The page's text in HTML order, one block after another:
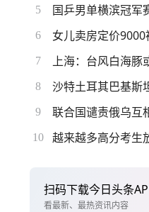
5 国乒男单横滨冠军
6 女儿卖房定价
7 上海：台风白海豚
8 沙特土耳其巴基斯
9 联合国谴责俄乌互
10 越来越多高分考生
扫码下载今日头条
看最新、最热资讯内容